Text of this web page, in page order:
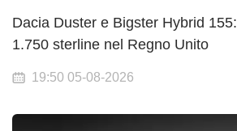
Dacia Duster e Bigster Hybrid
1.750 sterline nel Regno Unito
19:50 05-08-2026